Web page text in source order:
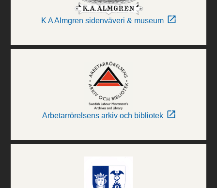
K A Almgren sidenväveri & museum
Arbetarrörelsens arkiv och bibliotek